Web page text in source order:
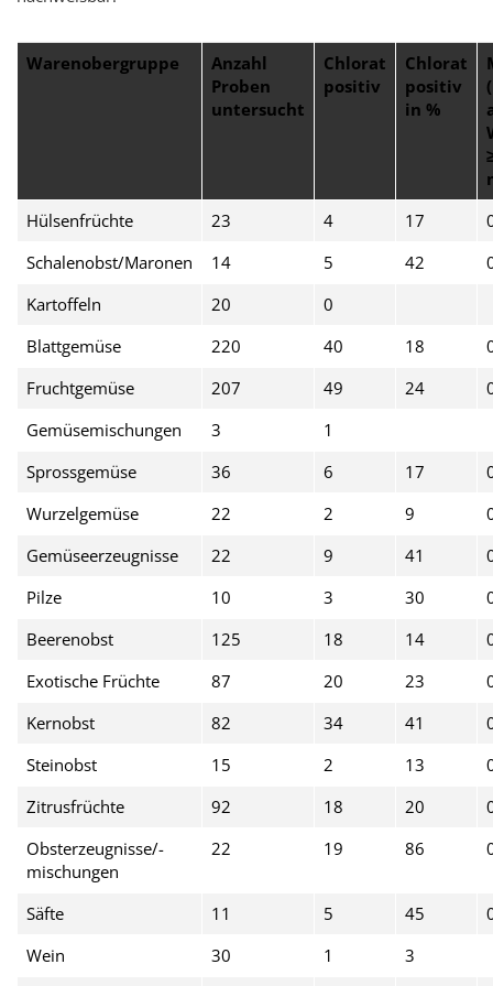
Warenobergruppe
Anzahl
Proben
untersucht
Chlorat
positiv
Chlorat
positiv
in %
Hülsenfrüchte
23 4 17
Schalenobst/Maronen
14 5 42
Kartoffeln
20
0
Blattgemüse
220 40 18
Fruchtgemüse
207 49 24
Gemüsemischungen
3
1
Sprossgemüse
36 6 17
Wurzelgemüse
22 2 9
Gemüseerzeugnisse
22 9 41
Pilze
10 3 30
Beerenobst
125 18 14
Exotische Früchte
87 20 23
Kernobst
82 34 41
Steinobst
15 2 13
Zitrusfrüchte
92 18 20
Obsterzeugnisse/-
mischungen
22 19 86
Säfte 11 5 45
Wein
30 1
3